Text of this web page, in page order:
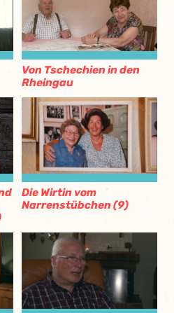
Von Tschechien in den
Rheingau
Die Wirtin vom
Narrenstübchen (9)